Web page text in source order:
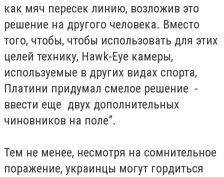
как мяч пересек линию, возложив это
решение на другого человека. Вместо
того, чтобы, чтобы использовать для этих
целей технику, Hawk-Eye камеры,
используемые в других видах спорта,
Платини придумал смелое решение -
ввести еще двух дополнительных
чиновников на поле”.
Тем не менее, несмотря на сомнительное
поражение, украинцы могут гордиться